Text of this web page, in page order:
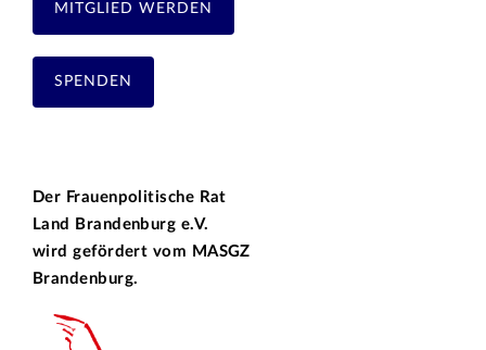
MITGLIED WERDEN
SPENDEN
Der Frauenpolitische Rat
Land Brandenburg e.V.
wird gefördert vom MASGZ
Brandenburg.